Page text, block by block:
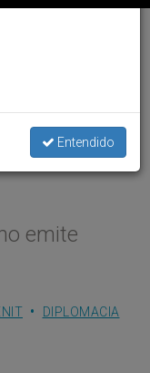
Trump Foto: Redes
sobre
emite
DIPLOMACIA
Entendido